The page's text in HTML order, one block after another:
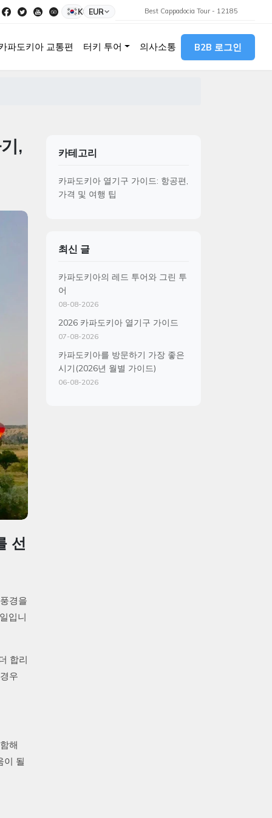
KO EUR Best Cappadocia Tour - 12185
파도키아 교통편 터키 투어 의사소통 B2B 로그인
,
선
경을
입니
합리
우
해
이 될
카테고리
카파도키아 열기구 가이드: 항공편,
가격 및 여행 팁
최신 글
카파도키아의 레드 투어와 그린 투
어
08-08-2026
2026 카파도키아 열기구 가이드
07-08-2026
카파도키아를 방문하기 가장 좋은
시기(2026년 월별 가이드)
06-08-2026